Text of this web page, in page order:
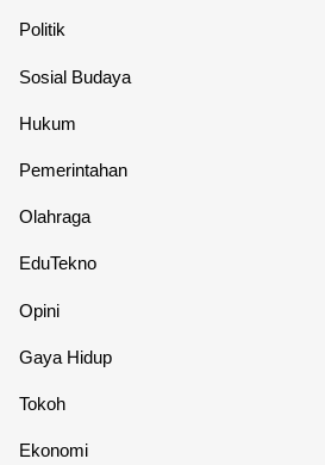
Politik
Sosial Budaya
Hukum
Pemerintahan
Olahraga
EduTekno
Opini
Gaya Hidup
Tokoh
Ekonomi